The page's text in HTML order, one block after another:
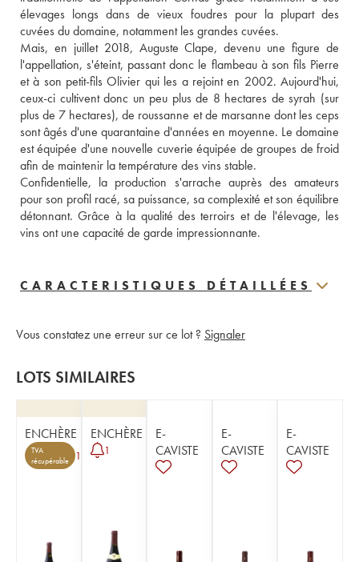
élevages longs dans de vieux foudres pour la plupart des
cuvées du domaine, notamment les grandes cuvées.
Mais, en juillet 2018, Auguste Clape, devenu une figure de
l'appellation, s'éteint, passant donc le flambeau à son fils Pierre
et à son petit-fils Olivier qui les a rejoint en 2002. Aujourd'hui,
ceux-ci cultivent donc un peu plus de 8 hectares de syrah (sur
plus de 7 hectares), de roussanne et de marsanne dont les ceps
sont âgés d'une quarantaine d'années en moyenne. Le domaine
est équipée d'une nouvelle cuverie équipée de groupes de froid
afin de maintenir la température des vins stable.
Confidentielle, la production s'arrache auprès des amateurs
pour son profil racé, sa puissance, sa complexité et son équilibre
détonnant. Grâce à la qualité des terroirs et de l'élevage, les
vins ont une capacité de garde impressionnante.
CARACTERISTIQUES DÉTAILLÉES
Vous constatez une erreur sur ce lot ? Signaler
LOTS SIMILAIRES
ENCHÈRE
TVA
récupérable
1
ENCHÈRE
1
E-
CAVISTE
E-
CAVISTE
E-
CAVISTE